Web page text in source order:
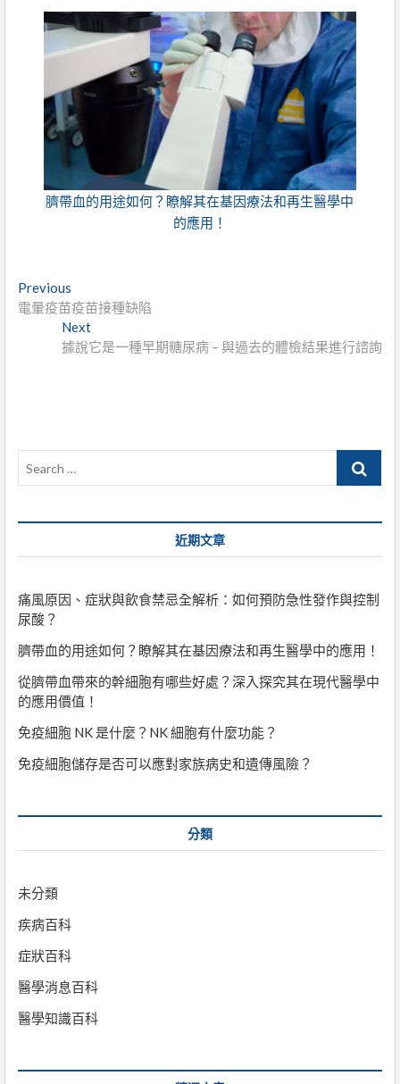
臍帶血的用途如何？瞭解其在基因療法和再生醫學中
的應用！
文
章
PreviousPrevious
post:
電暈疫苗疫苗接種缺陷
NextNext
post:
據說它是一種早期糖尿病 – 與過去的體檢結果進行諮詢
Search
近期文章
痛風原因、症狀與飲食禁忌全解析：如何預防急性發作與控制
尿酸？
臍帶血的用途如何？瞭解其在基因療法和再生醫學中的應用！
從臍帶血帶來的幹細胞有哪些好處？深入探究其在現代醫學中
的應用價值！
免疫細胞 NK 是什麼？NK 細胞有什麼功能？
免疫細胞儲存是否可以應對家族病史和遺傳風險？
分類
未分類
疾病百科
症狀百科
醫學消息百科
醫學知識百科